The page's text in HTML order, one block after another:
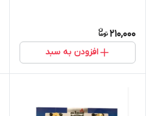
210,000
افزودن به سبد